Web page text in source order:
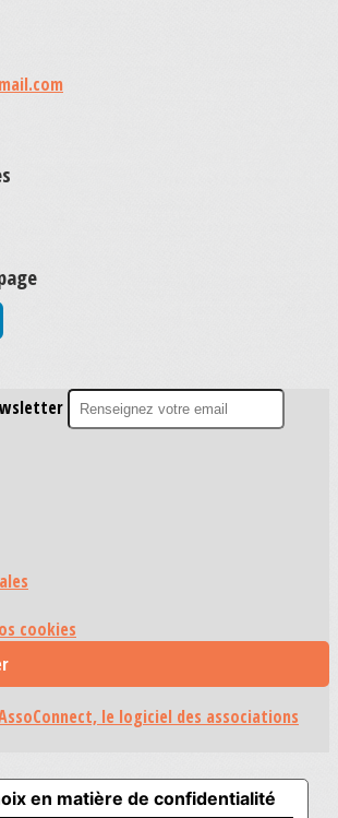
cookies
le logiciel des associations
en matière de confidentialité